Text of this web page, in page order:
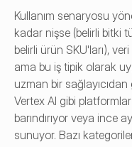
Kullanım senaryosu
kadar nişse (belirli bitki
belirli ürün SKU'ları),
ama bu iş tipik olarak
uzman bir
Vertex AI gibi
barındırıyor veya ince
sunuyor. Bazı